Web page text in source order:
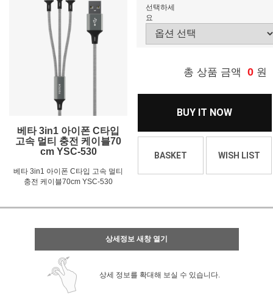
베타 3in1 아이폰 C타입
고속 멀티 충전 케이블70
cm YSC-530
베타 3in1 아이폰 C타입 고속 멀티
충전 케이블70cm YSC-530
선택하세
요
총 상품 금액 0 원
BUY IT NOW
BASKET WISH LIST
상세정보 새창 열기
상세 정보를 확대해 보실 수 있습니다.